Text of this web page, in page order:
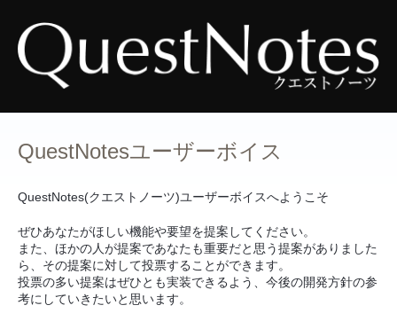
ン
テ
ン
ツ
QuestNotesユーザーボイス
QuestNotes(クエストノーツ)ユーザーボイスへようこそ
ぜひあなたがほしい機能や要望を提案してください。
また、ほかの人が提案であなたも重要だと思う提案がありました
ら、その提案に対して投票することができます。
投票の多い提案はぜひとも実装できるよう、今後の開発方針の参
考にしていきたいと思います。